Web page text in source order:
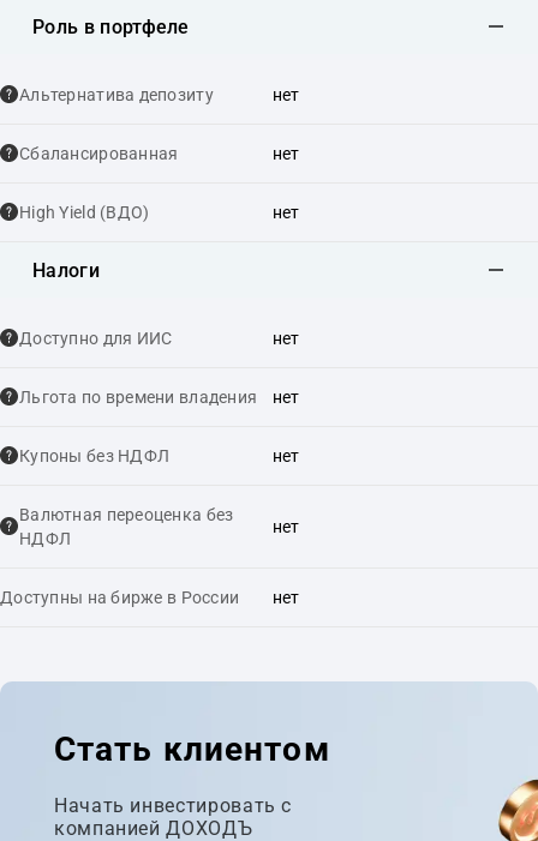
Роль в портфеле
Альтернатива депозиту нет
Сбалансированная нет
High Yield (ВДО) нет
Налоги
Доступно для ИИС нет
Льгота по времени владения нет
Купоны без НДФЛ нет
Валютная переоценка без
НДФЛ
нет
Доступны на бирже в России нет
Стать клиентом
Начать инвестировать с
компанией ДОХОДЪ